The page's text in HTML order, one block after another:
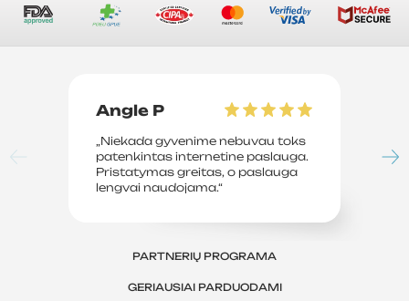
Angle P
„Niekada gyvenime nebuvau toks
patenkintas internetine paslauga.
Pristatymas greitas, o paslauga
lengvai naudojama.“
PARTNERIŲ PROGRAMA
GERIAUSIAI PARDUODAMI